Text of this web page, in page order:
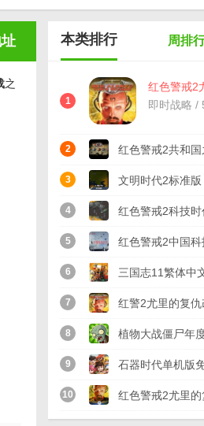
之
本类排行 周排
1
红色警戒2
变态地图包
80张
即时战略 /
2 红色警戒2共和国
win10版本(不黑
版
3 文明时代2标准版
4 红色警戒2科技时
完整版MODv3.3
5 红色警戒2中国
完整版(附安装教
6 三国志11繁体中
力加强) 硬盘版
7 红警2尤里的复仇
(防守地图)共11
版
8 植物大战僵尸年
安装包
9 石器时代单机版
10 红色警戒2尤里的